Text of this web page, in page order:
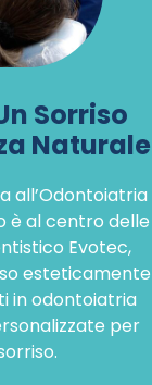
Sorriso
Naturale
all’Odontoiatria
è al centro delle
Evotec,
esteticamente
in odontoiatria
per